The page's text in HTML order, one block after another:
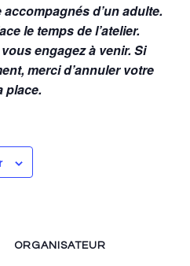
d’un adulte.
le temps de l’atelier.
engagez à venir. Si
merci d’annuler votre
place.
ORGANISATEUR